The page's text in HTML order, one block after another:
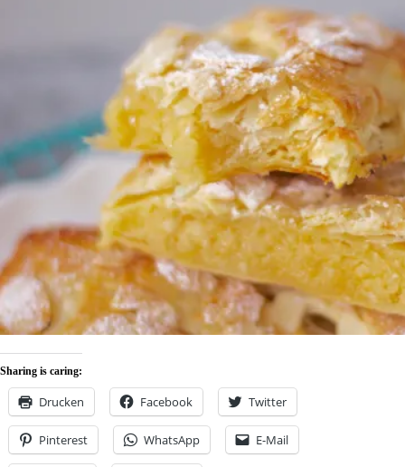
Sharing is caring:
Drucken Facebook Twitter
Pinterest WhatsApp E-Mail